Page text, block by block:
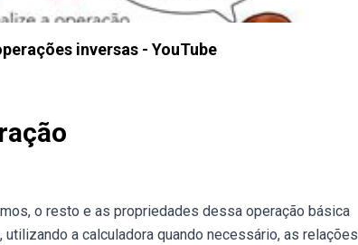
inversas - YouTube
o resto e as propriedades dessa operação básica
a calculadora quando necessário, as relações